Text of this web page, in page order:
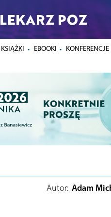
LEKARZ POZ
KSIĄŻKI EBOOKI
Autor: Adam